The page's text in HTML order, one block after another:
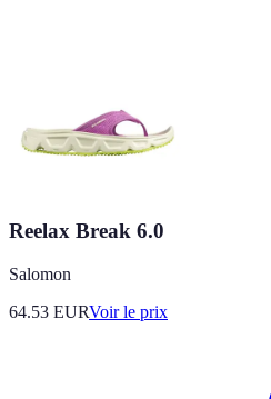
Reelax Break 6.0
Salomon
64.53 EURVoir le prix